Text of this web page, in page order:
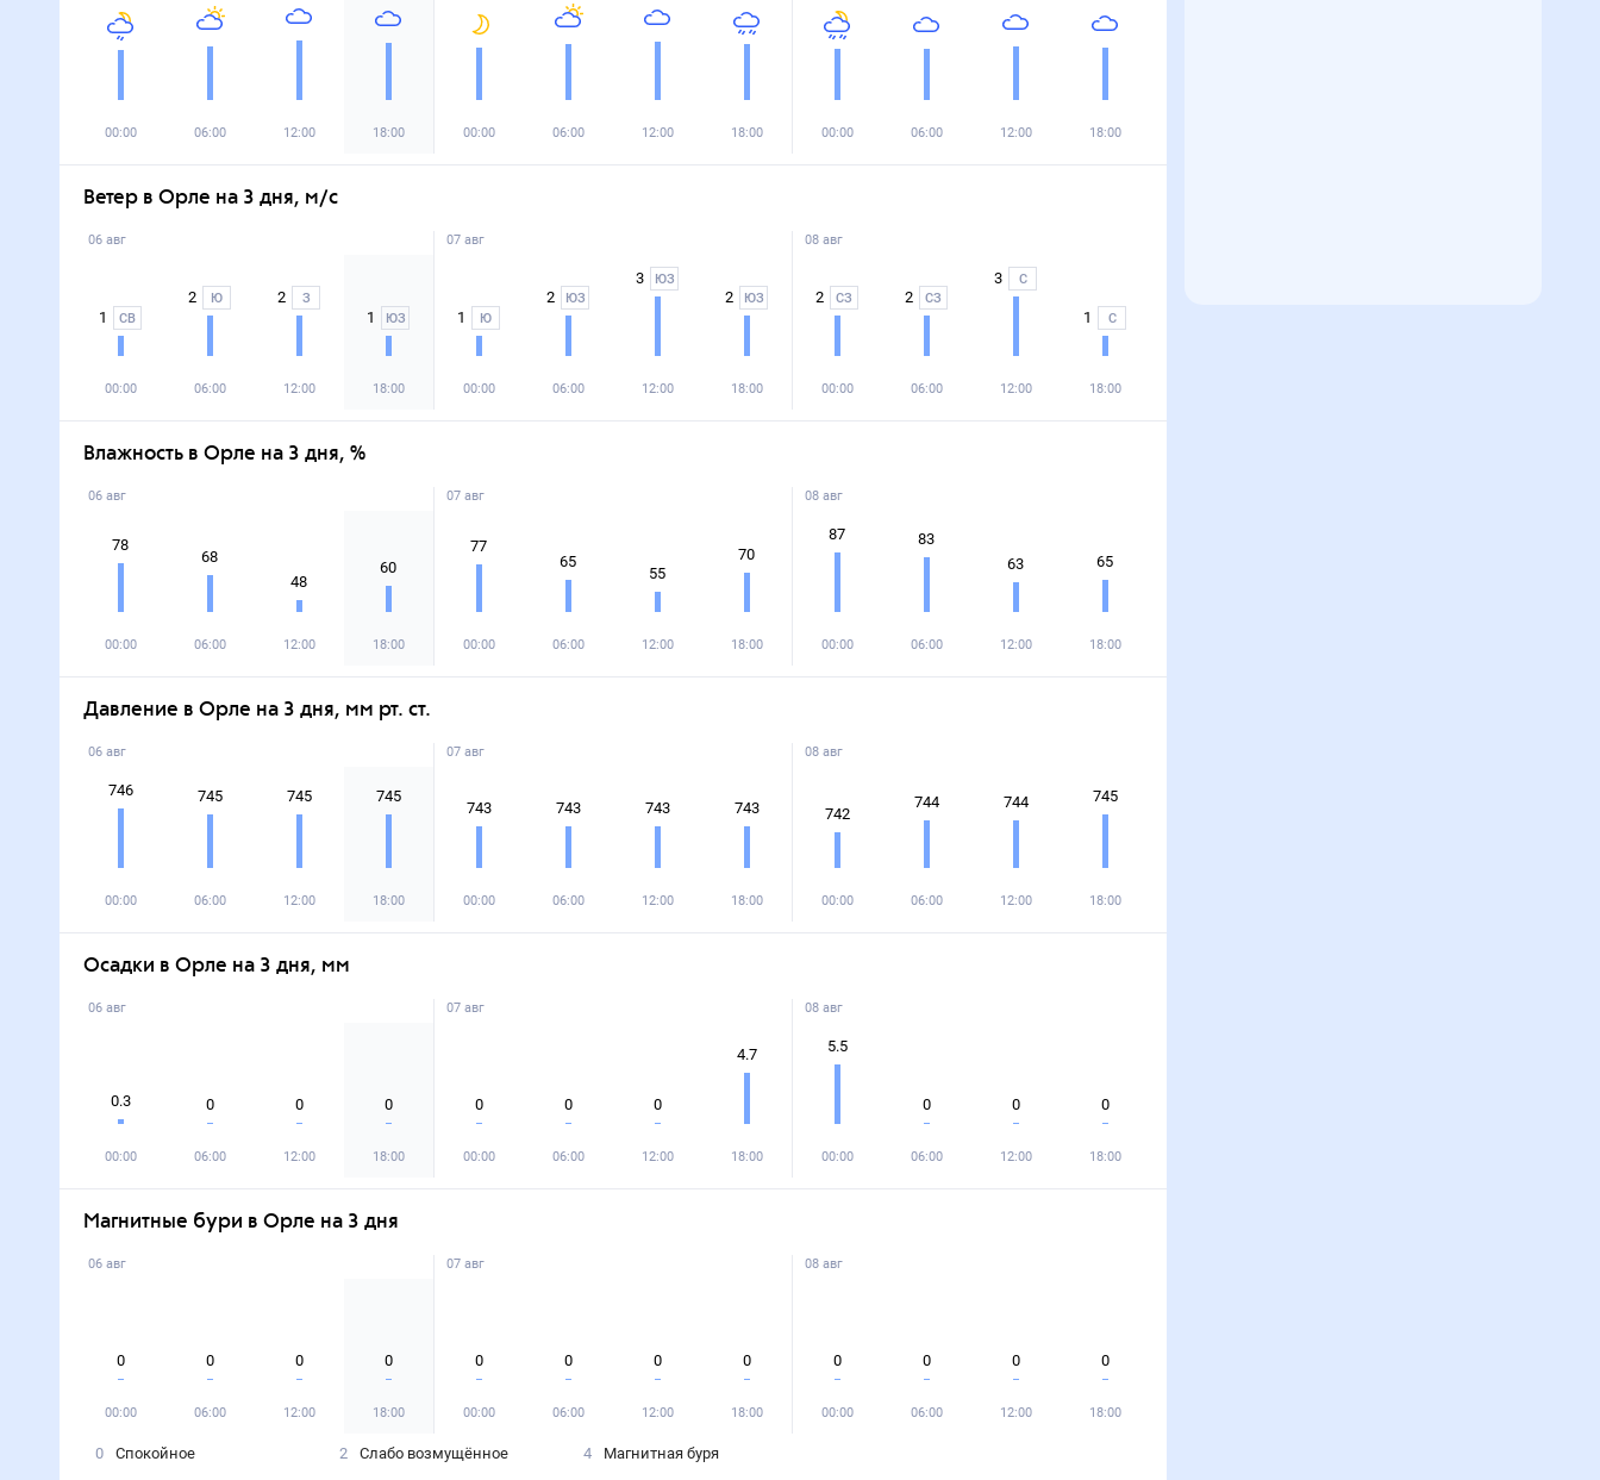
00:00 06:00 12:00 18:00 00:00 06:00 12:00 18:00 00:00 06:00 12:00 18:00
Ветер в Орле на 3 дня, м/с
06 авг
1 СВ
00:00
2 Ю
06:00
2 З
12:00
1 ЮЗ
18:00
07 авг
1 Ю
00:00
2 ЮЗ
06:00
3 ЮЗ
12:00
2 ЮЗ
18:00
08 авг
2 СЗ
00:00
2 СЗ
06:00
3 С
12:00
1 С
18:00
Влажность в Орле на 3 дня, %
06 авг
78
00:00
68
06:00
48
12:00
60
18:00
07 авг
77
00:00
65
06:00
55
12:00
70
18:00
08 авг
87
00:00
83
06:00
63
12:00
65
18:00
Давление в Орле на 3 дня, мм рт. ст.
06 авг
746
00:00
745
06:00
745
12:00
745
18:00
07 авг
743
00:00
743
06:00
743
12:00
743
18:00
08 авг
742
00:00
744
06:00
744
12:00
745
18:00
Осадки в Орле на 3 дня, мм
06 авг
0.3
00:00
0
06:00
0
12:00
0
18:00
07 авг
0
00:00
0
06:00
0
12:00
4.7
18:00
08 авг
5.5
00:00
0
06:00
0
12:00
0
18:00
Магнитные бури в Орле на 3 дня
06 авг
0
00:00
0
06:00
0
12:00
0
18:00
07 авг
0
00:00
0
06:00
0
12:00
0
18:00
08 авг
0
00:00
0
06:00
0
12:00
0
18:00
0
Спокойное
2
Слабо возмущённое
4
Магнитная буря